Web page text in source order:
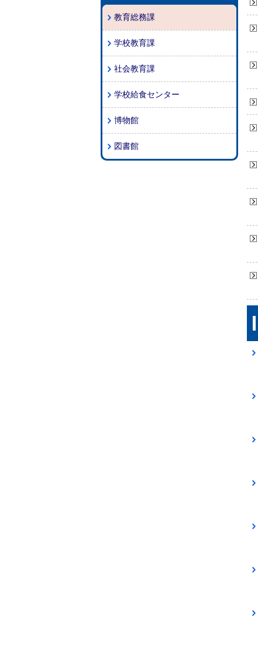
教育総務課
学校教育課
社会教育課
学校給食センター
博物館
図書館